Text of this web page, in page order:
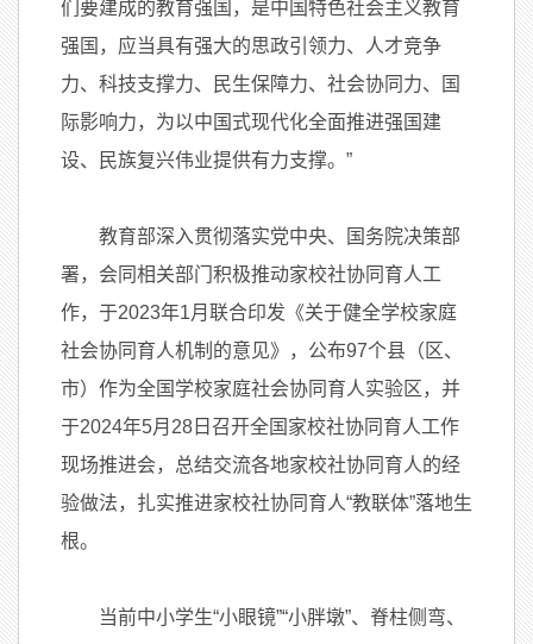
们要建成的教育强国，是中国特色社会主义教育
强国，应当具有强大的思政引领力、人才竞争
力、科技支撑力、民生保障力、社会协同力、国
际影响力，为以中国式现代化全面推进强国建
设、民族复兴伟业提供有力支撑。”
教育部深入贯彻落实党中央、国务院决策部
署，会同相关部门积极推动家校社协同育人工
作，于2023年1月联合印发《关于健全学校家庭
社会协同育人机制的意见》，公布97个县（区、
市）作为全国学校家庭社会协同育人实验区，并
于2024年5月28日召开全国家校社协同育人工作
现场推进会，总结交流各地家校社协同育人的经
验做法，扎实推进家校社协同育人“教联体”落地生
根。
当前中小学生“小眼镜”“小胖墩”、脊柱侧弯、